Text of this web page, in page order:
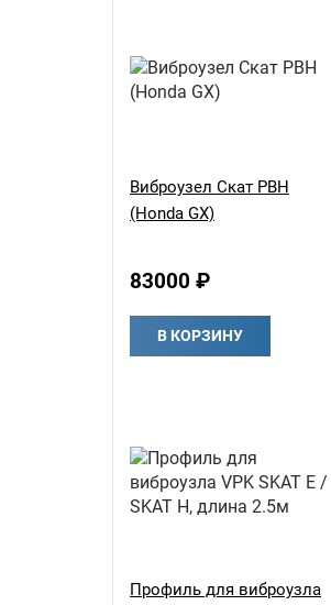
Виброузел Скат РВH
(Honda GX)
83000 ₽
В КОРЗИНУ
Профиль для виброузла